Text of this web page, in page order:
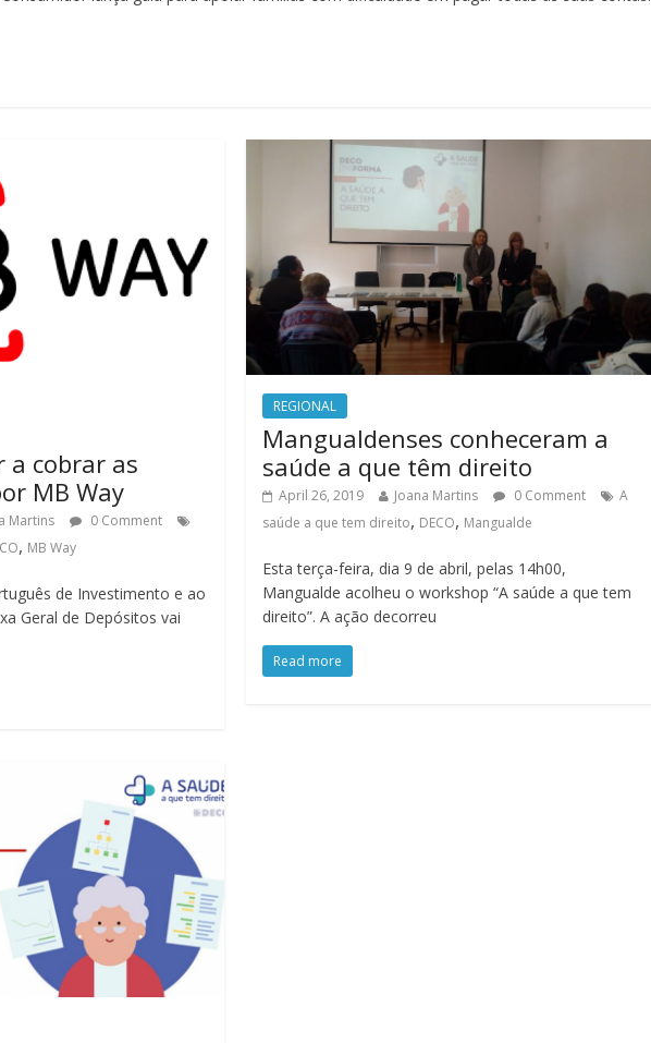
a cobrar as
MB Way
Martins
0 Comment
, MB Way
de Investimento e ao
Geral de Depósitos vai
REGIONAL
Mangualdenses conheceram a
saúde a que têm direito
April 26, 2019 Joana Martins 0 Comment
A
saúde a que tem direito, DECO, Mangualde
Esta terça-feira, dia 9 de abril, pelas 14h00,
Mangualde acolheu o workshop “A saúde a que tem
direito”. A ação decorreu
Read more